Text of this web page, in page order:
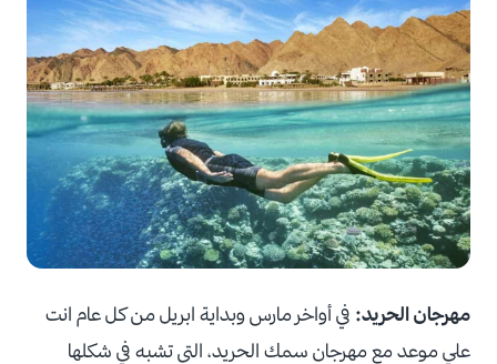
مهرجان الحريد: في أواخر مارس وبداية ابريل من كل عام انت
علي موعد مع مهرجان سمك الحريد، التي تشبه في شكلها